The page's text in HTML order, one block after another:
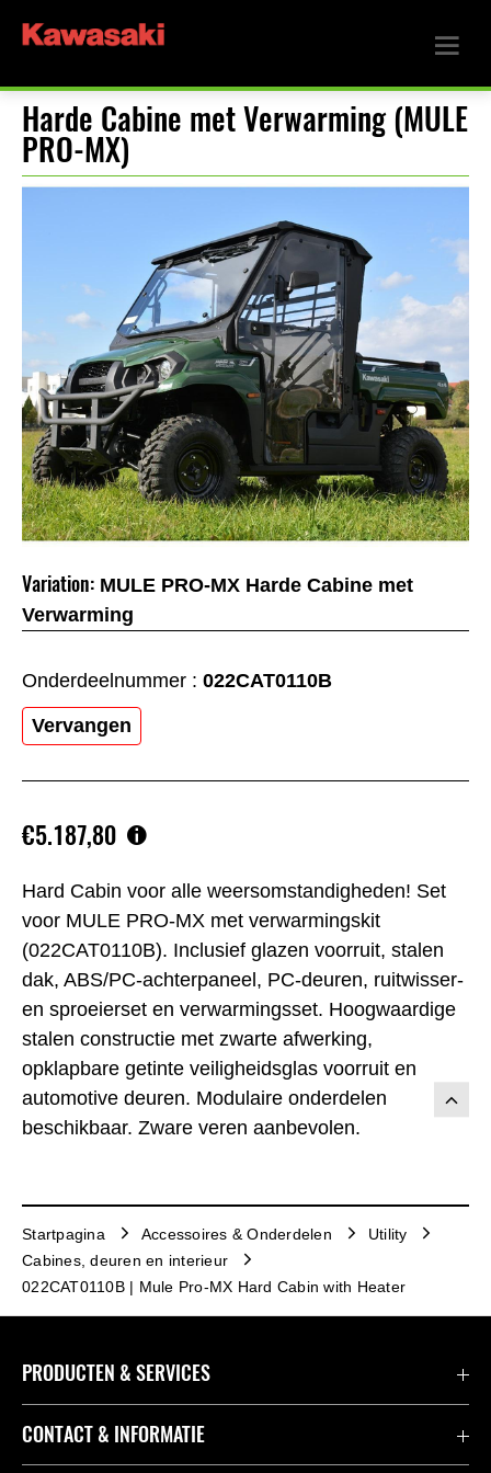
Harde Cabine met Verwarming (MULE
PRO-MX)
Hard Cabin voor alle weersomstandigheden! Set
voor MULE PRO-MX met verwarmingskit
(022CAT0110B). Inclusief glazen voorruit, stalen
dak, ABS/PC-achterpaneel, PC-deuren, ruitwisser-
en sproeierset en verwarmingsset. Hoogwaardige
stalen constructie met zwarte afwerking,
opklapbare getinte veiligheidsglas voorruit en
automotive deuren. Modulaire onderdelen
beschikbaar. Zware veren aanbevolen.
€5.187,80
Variation: MULE PRO-MX Harde Cabine met
Verwarming
Onderdeelnummer : 022CAT0110B
Vervangen
Startpagina Accessoires & Onderdelen
Utility
Cabines, deuren en interieur
022CAT0110B | Mule Pro-MX Hard Cabin with Heater
PRODUCTEN & SERVICES
Accessoires & Onderdelen
CONTACT & INFORMATIE